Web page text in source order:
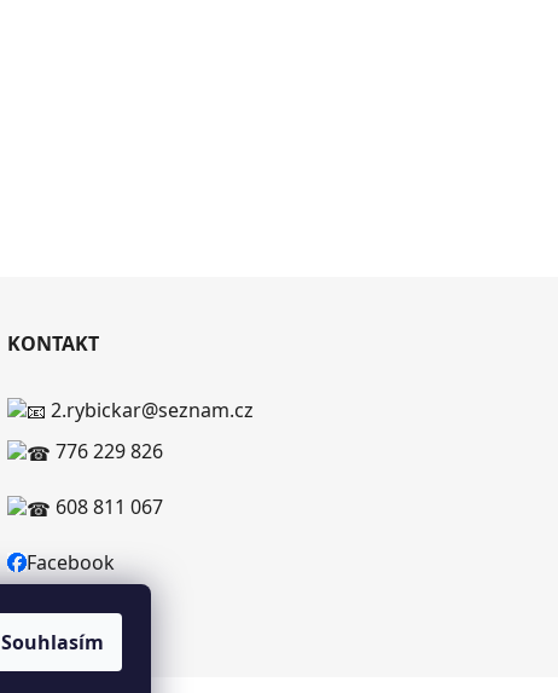
Souhlasím
KONTAKT
2.rybickar@seznam.cz
776 229 826
608 811 067
Facebook